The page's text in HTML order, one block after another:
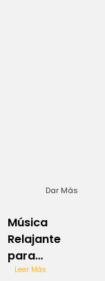
Dar Más
Música
Relajante
para
Trabajar
Leer Más